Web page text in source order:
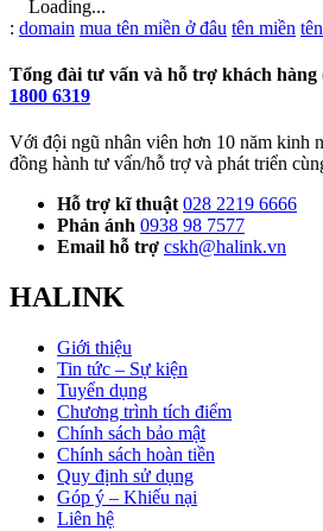
Loading...
Từ
: domain mua tên miền ở đâu tên miền
Tổng đài tư vấn và hỗ trợ khách hàng
1800 6319
Với đội ngũ nhân viên hơn 10 năm kinh
đồng hành tư vấn/hỗ trợ và phát triển
Hỗ trợ kĩ thuật 028 2219 6666
Phản ánh 0938 98 7577
Email hỗ trợ cskh@halink.vn
HALINK
Giới thiệu
Tin tức – Sự kiện
Tuyển dụng
Chương trình tích điểm
Chính sách bảo mật
Chính sách hoàn tiền
Quy định sử dụng
Góp ý – Khiếu nại
Liên hệ